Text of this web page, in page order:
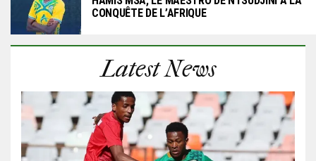
CONQUÊTE DE L’AFRIQUE
Latest News